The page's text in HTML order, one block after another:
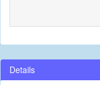
Details